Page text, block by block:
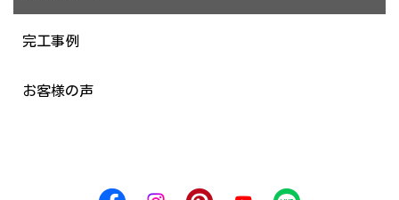
完工事例
お客様の声